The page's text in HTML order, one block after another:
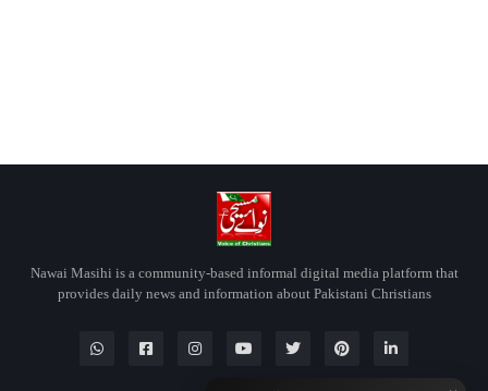
Nawai Masihi is a community-based informal digital media platform that
provides daily news and information about Pakistani Christians